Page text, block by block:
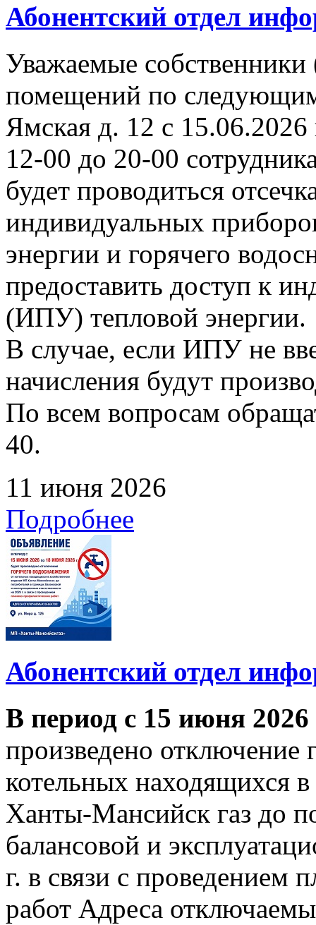
Абонентский отдел
Уважаемые
помещений по
Ямская д. 12 с
12-00 до 20-00
будет проводиться
индивидуальных
энергии и горячего
предоставить доступ к
(ИПУ) тепловой энергии.
В случае, если ИПУ не
начисления будут
По всем вопросам
40.
11 июня 2026
Подробнее
Абонентский отдел
В период с 15 июня
произведено отключение
котельных находящихся
Ханты-Мансийск газ до
балансовой и
г. в связи с проведением
работ Адреса